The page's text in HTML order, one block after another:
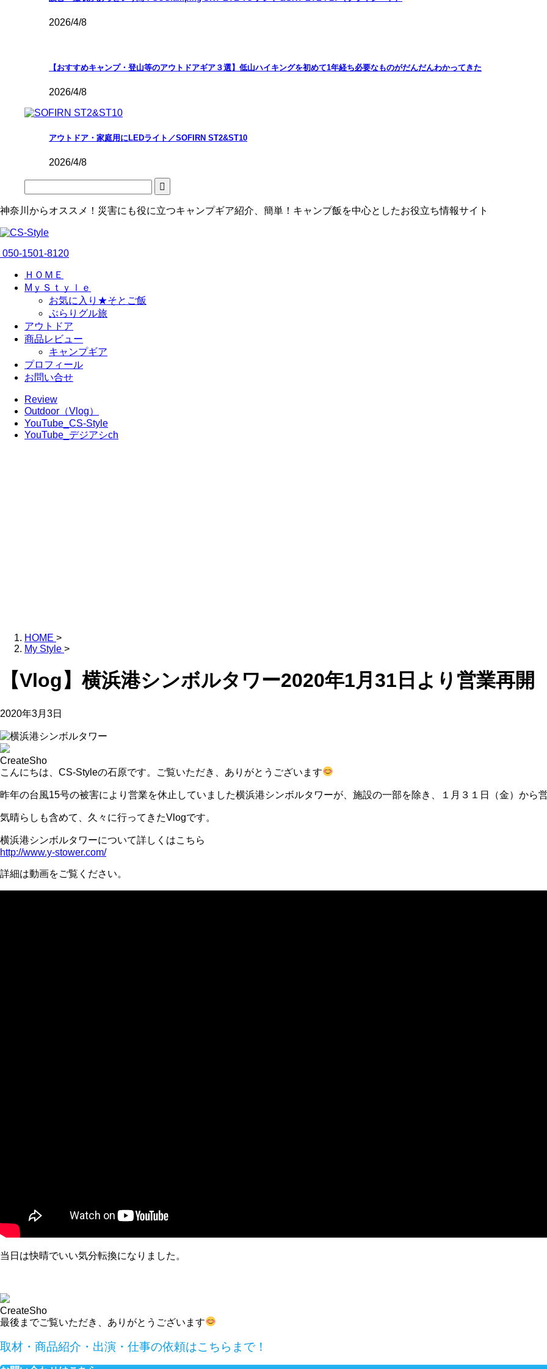
2026/4/8
【おすすめキャンプ・登山等のアウトドアギア３選】低山ハイキングを初めて1年経ち必要なものがだんだんわかってきた
2026/4/8
アウトドア・家庭用にLEDライト／SOFIRN ST2&ST10
2026/4/8
神奈川からオススメ！災害にも役に立つキャンプギア紹介、簡単！キャンプ飯を中心としたお役立ち情報サイト
050-1501-8120
ＨＯＭＥ
MｙＳｔｙｌｅ
お気に入り★そとご飯
ぶらりグル旅
アウトドア
商品レビュー
キャンプギア
プロフィール
お問い合せ
Review
Outdoor（Vlog）
YouTube_CS-Style
YouTube_デジアシch
HOME >
My Style >
【Vlog】横浜港シンボルタワー2020年1月31日より営業再開
2020年3月3日
CreateSho
こんにちは、CS-Styleの石原です。ご覧いただき、ありがとうございます
昨年の台風15号の被害により営業を休止していました横浜港シンボルタワーが、施設の一部を除き、１月３１日（金）から
気晴らしも含めて、久々に行ってきたVlogです。
横浜港シンボルタワーについて詳しくはこちら
http://www.y-stower.com/
詳細は動画をご覧ください。
当日は快晴でいい気分転換になりました。
CreateSho
最後までご覧いただき、ありがとうございます
取材・商品紹介・出演・仕事の依頼はこちらまで！